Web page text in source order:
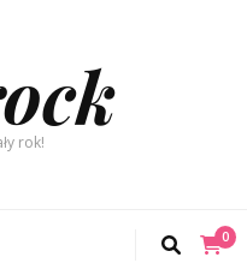
rok!
0